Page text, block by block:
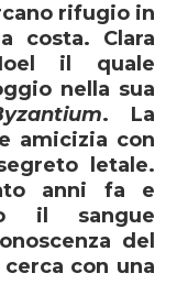
rifugio in
costa. Clara
il quale
nella sua
. La
amicizia con
letale.
anni fa e
il sangue
del
con una